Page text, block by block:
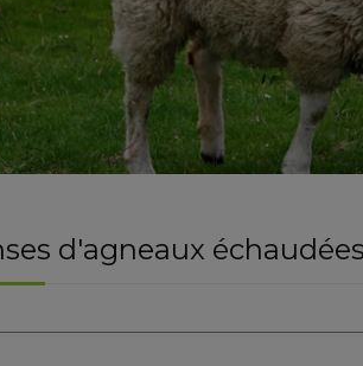
d'agneaux